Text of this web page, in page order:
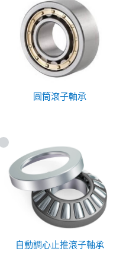
圓筒滾子軸承
自動調心止推滾子軸承